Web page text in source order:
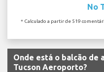
No
* Calculado a partir de 519
Onde está o balcão de
Tucson Aeroporto?